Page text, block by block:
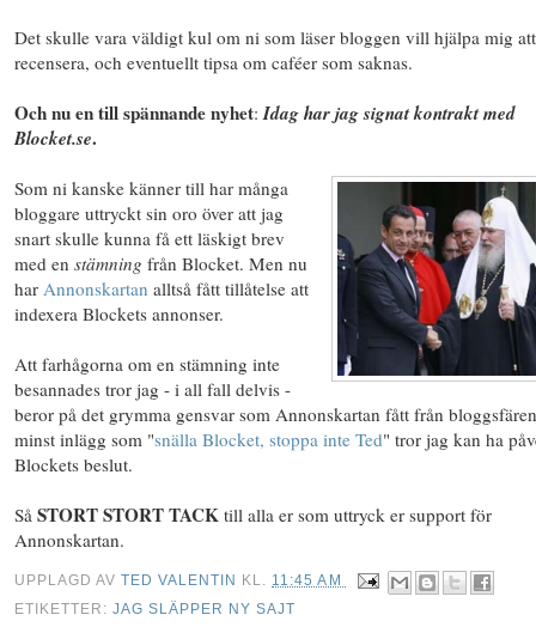
Det skulle vara väldigt kul om ni som läser bloggen vill hjälpa mig att
recensera, och eventuellt tipsa om caféer som saknas.
Och nu en till spännande nyhet: Idag har jag signat kontrakt med
Blocket.se.
Som ni kanske känner till har många
bloggare uttryckt sin oro över att jag
snart skulle kunna få ett läskigt brev
med en stämning från Blocket. Men nu
har Annonskartan alltså fått tillåtelse att
indexera Blockets annonser.
Att farhågorna om en stämning inte
besannades tror jag - i all fall delvis -
beror på det grymma gensvar som Annonskartan fått från
minst inlägg som "snälla Blocket, stoppa inte Ted" tror jag kan ha
Blockets beslut.
Så STORT STORT TACK till alla er som uttryck er support för
Annonskartan.
UPPLAGD AVTED VALENTIN KL. 11:45 AM
ETIKETTER:JAG SLÄPPER NY SAJT